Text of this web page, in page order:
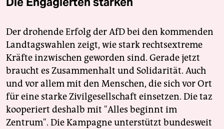
Der drohende Erfolg der AfD bei den kommenden
Landtagswahlen zeigt, wie stark rechtsextreme
Kräfte inzwischen geworden sind. Gerade jetzt
braucht es Zusammenhalt und Solidarität. Auch
und vor allem mit den Menschen, die sich vor Ort
für eine starke Zivilgesellschaft einsetzen. Die taz
kooperiert deshalb mit "Alles beginnt im
Zentrum". Die Kampagne unterstützt bundesweit